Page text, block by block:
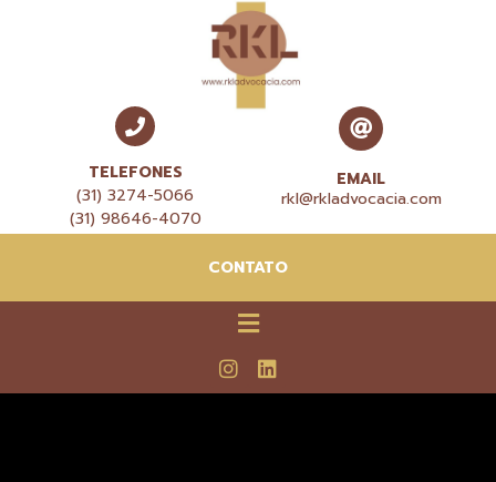
TELEFONES
(31) 3274-5066
(31) 98646-4070
EMAIL
rkl@rkladvocacia.com
CONTATO